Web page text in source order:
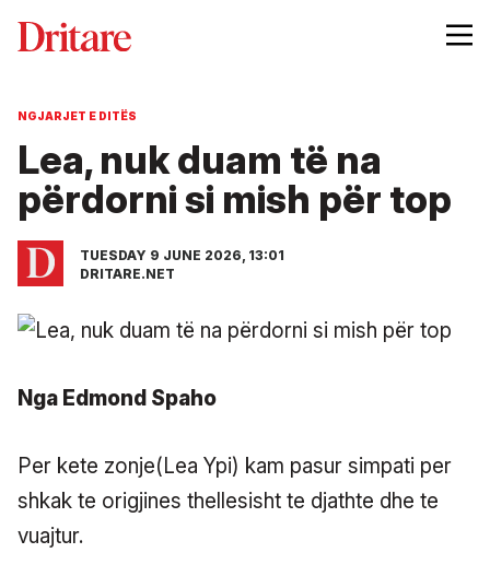
NGJARJET E DITËS
Lea, nuk duam të na
përdorni si mish për top
TUESDAY 9 JUNE 2026, 13:01
DRITARE.NET
Nga Edmond Spaho
Per kete zonje(Lea Ypi) kam pasur simpati per
shkak te origjines thellesisht te djathte dhe te
vuajtur.